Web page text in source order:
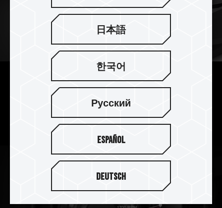
高稳定阻震器
特殊精密的阻尼设计，减少震动与异音产生，
长时间维持高效、静音运作，实现最佳稳定性。
日本語
한국어
Русский
Español
Deutsch